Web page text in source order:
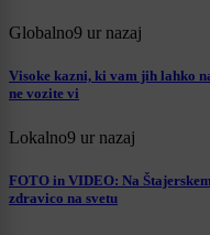
Globalno9 ur nazaj
Visoke kazni, ki vam jih lahko
ne vozite vi
Lokalno9 ur nazaj
FOTO in VIDEO: Na
zdravico na svetu